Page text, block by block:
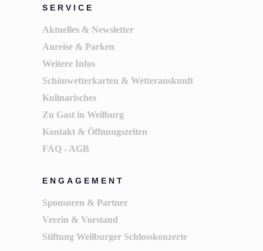
SERVICE
Aktuelles & Newsletter
Anreise & Parken
Weitere Infos
Schönwetterkarten & Wetterauskunft
Kulinarisches
Zu Gast in Weilburg
Kontakt & Öffnungszeiten
FAQ - AGB
ENGAGEMENT
Sponsoren & Partner
Verein & Vorstand
Stiftung Weilburger Schlosskonzerte